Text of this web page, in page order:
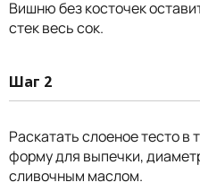
Вишню без косточек
стек весь сок.
Шаг 2
Раскатать слоеное тесто в
форму для выпечки,
сливочным маслом.